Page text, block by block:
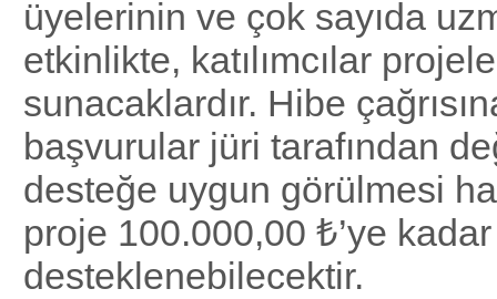
üyelerinin ve çok sayıda
etkinlikte, katılımcılar
sunacaklardır. Hibe
başvurular jüri tarafından
desteğe uygun görülmesi
proje 100.000,00 ₺’ye kadar
desteklenebilecektir.